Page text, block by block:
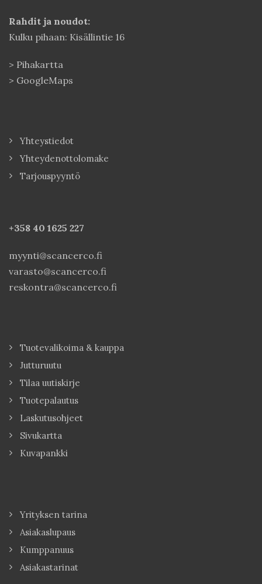
Rahdit ja noudot:
Kulku pihaan: Kisällintie 16
> Pihakartta
> GoogleMaps
Yhteystiedot
Yhteydenottolomake
Tarjouspyyntö
+358 40 1625 227
myynti@scancerco.fi
varasto@scancerco.fi
reskontra@scancerco.fi
Tuotevalikoima & kauppa
Jutturuutu
Tilaa uutiskirje
Tuotepalautus
Laskutusohjeet
Sivukartta
Kuvapankki
Yrityksen tarina
Asiakaslupaus
Kumppanuus
Asiakastarinat